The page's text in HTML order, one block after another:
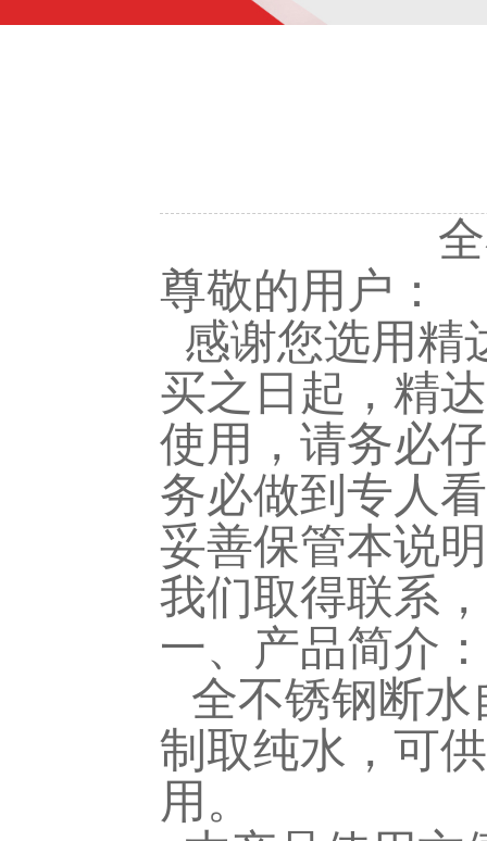
尊敬的用户：
感谢您选用精
买之日起，精
使用，请务必
务必做到专人
妥善保管本说
我们取得联系
一、产品简介：
全不锈钢断
制取纯水，可
用。